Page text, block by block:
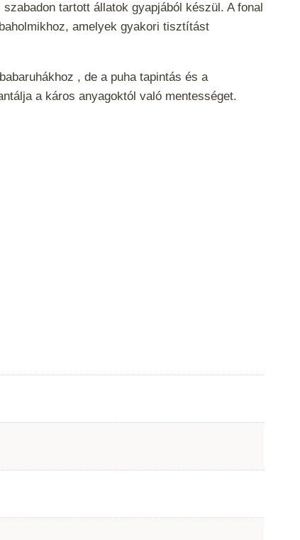
tartott állatok gyapjából készül. A fonal
amelyek gyakori tisztítást
, de a puha tapintás és a
a káros anyagoktól való mentességet.